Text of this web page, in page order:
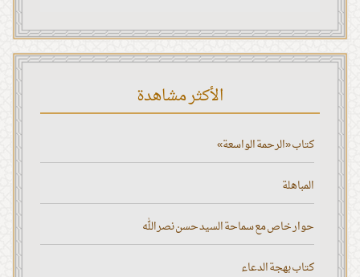
الأكثر مشاهدة
كتاب «الرحمة الواسعة»
المباهلة
حوار خاص مع سماحة السيد حسن نصر الله
كتاب بهجة الدعاء